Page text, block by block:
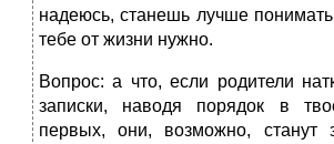
надеюсь, станешь лучше
тебе от жизни нужно.
Вопрос: а что, если родители
записки, наводя порядок в
первых, они, возможно, станут